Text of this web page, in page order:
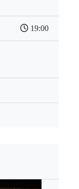
19:00